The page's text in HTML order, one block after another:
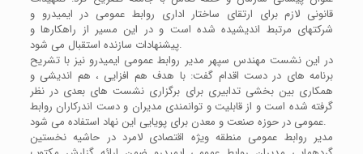
قانونی لازم برای ارتقای ساختار اداری روابط عمومی در ایمیدرو و
شرکتهای مرتبط اندیشیده شده است و در این مسیر از راهکارها و
پیشنهادات سازنده استقبال می شود.
در این نشست مهندس سپهر مدیر روابط عمومی ایمیدرو نیز با تشریح
برنامه های در دست اقدام گفت: با هدف هم افزایی ، هم اندیشی و
همکاری بین بخشی تدابیری برای برگزاری نشست های بعدی در نظر
گرفته شده است و از قابلیت و توانمندی مدیران و دست اندرکاران روابط
عمومی در حوزه صنعت و معدن برای پویایی این نهاد استفاده می شود.
مدیر روابط عمومی منطقه ویژه اقتصادی لامرد در حاشیه نخستین